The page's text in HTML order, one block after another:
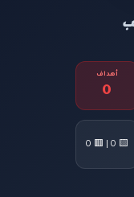
أهداف
0
🟨 0 | 🟥 0